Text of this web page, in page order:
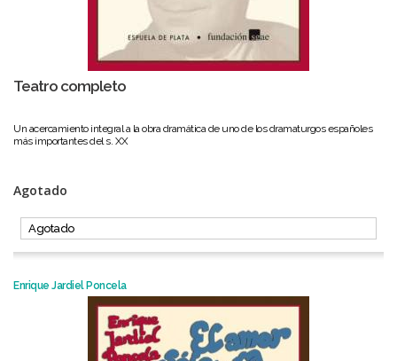
Teatro completo
Un acercamiento integral a la obra dramática de uno de los dramaturgos españoles
más importantes del s. XX
Agotado
Agotado
Enrique Jardiel Poncela